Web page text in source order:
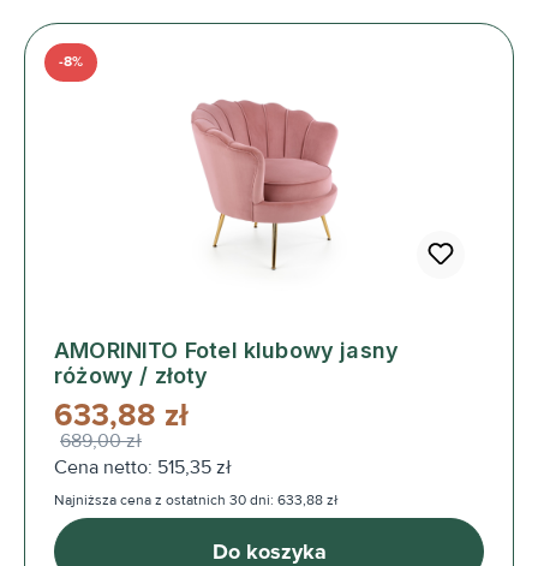
AMORINITO Fotel klubowy jasny
różowy / złoty
-8%
633,88 zł
689,00 zł
Cena netto: 515,35 zł
Najniższa cena z ostatnich 30 dni: 633,88 zł
Do koszyka